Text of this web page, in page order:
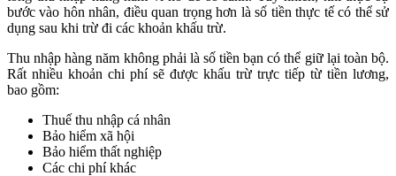
bước vào hôn nhân, điều quan trọng hơn là số tiền thực tế có thể sử
dụng sau khi trừ đi các khoản khấu trừ.
Thu nhập hàng năm không phải là số tiền bạn có thể giữ lại toàn bộ.
Rất nhiều khoản chi phí sẽ được khấu trừ trực tiếp từ tiền lương,
bao gồm:
Thuế thu nhập cá nhân
Bảo hiểm xã hội
Bảo hiểm thất nghiệp
Các chi phí khác